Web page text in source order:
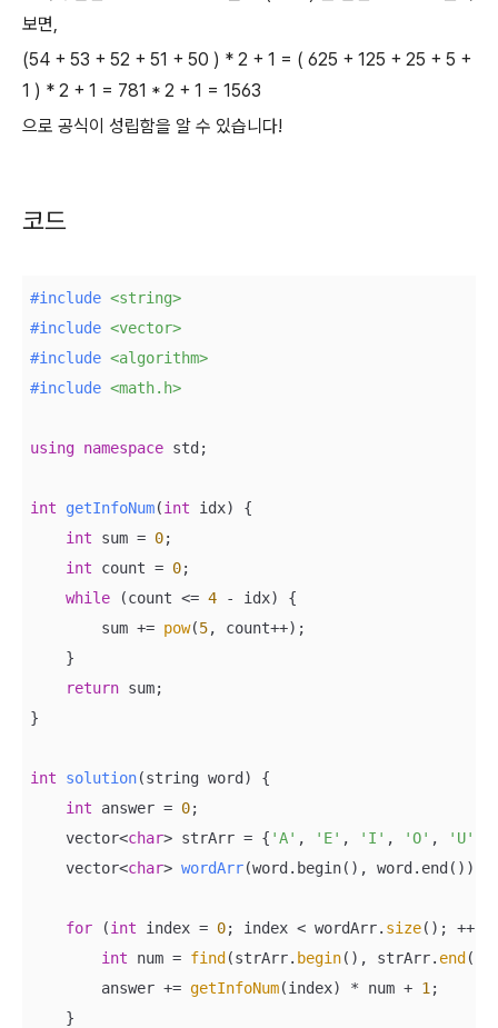
보면,
(54 + 53 + 52 + 51 + 50 ) * 2 + 1 = ( 625 + 125 + 25 + 5 +
1 ) * 2 + 1 = 781 * 2 + 1 = 1563
으로 공식이 성립함을 알 수 있습니다!
코드
#include <string>
#include <vector>
#include <algorithm>
#include <math.h>
using namespace std;
int getInfoNum(int idx)
{
int sum = 0;
int count = 0;
while (count <= 4 - idx) {
        sum +=
pow(5, count++);
    }
return sum;
}
int solution(string word)
{
int answer = 0;
    vector<
char> strArr = { 'A' , 'E' , 'I' , 'O' , 'U'
vector<char> wordArr(word.begin(), word.end())
for (int index = 0; index < wordArr. size();
int num = find (strArr. begin(), strArr. end (),
        answer +=
getInfoNum(index) * num + 1 ;
    }